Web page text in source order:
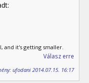
and it's getting smaller.
Válasz erre
ufodani 2014.07.15. 16:17